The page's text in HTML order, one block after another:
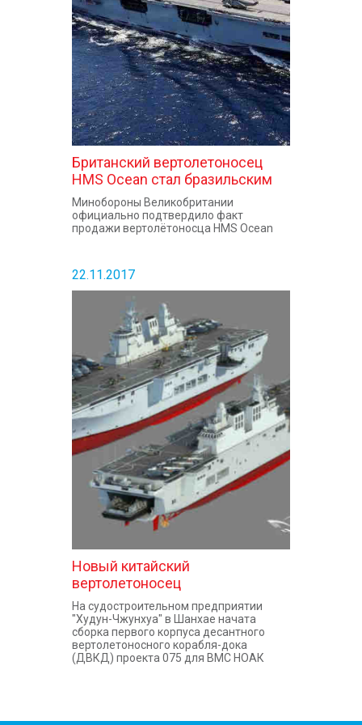
КОНТАКТЫ
Британский вертолетоносец
HMS Ocean стал бразильским
Минобороны Великобритании
официально подтвердило факт
продажи вертолётоносца HMS Ocean
22.11.2017
Новый китайский
вертолетоносец
На судостроительном предприятии
"Худун-Чжунхуа" в Шанхае начата
сборка первого корпуса десантного
вертолетоносного корабля-дока
(ДВКД) проекта 075 для ВМС НОАК